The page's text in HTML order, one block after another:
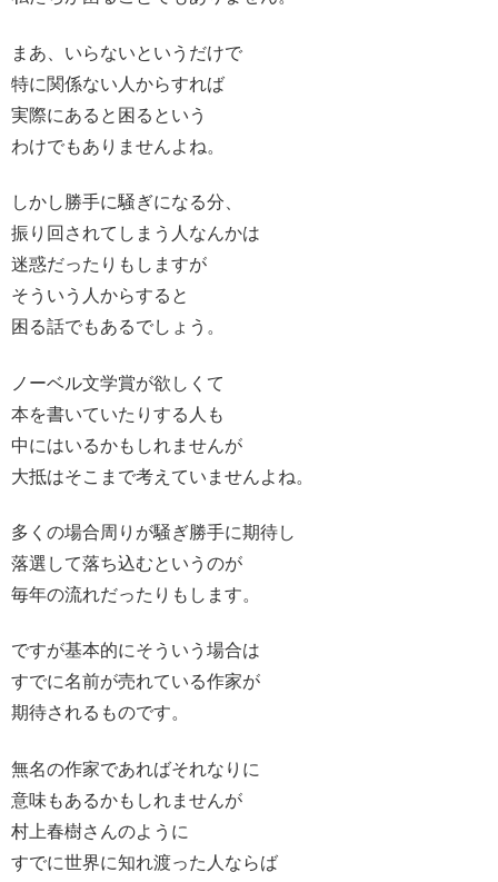
まあ、いらないというだけで
特に関係ない人からすれば
実際にあると困るという
わけでもありませんよね。
しかし勝手に騒ぎになる分、
振り回されてしまう人なんかは
迷惑だったりもしますが
そういう人からすると
困る話でもあるでしょう。
ノーベル文学賞が欲しくて
本を書いていたりする人も
中にはいるかもしれませんが
大抵はそこまで考えていませんよね。
多くの場合周りが騒ぎ勝手に期待し
落選して落ち込むというのが
毎年の流れだったりもします。
ですが基本的にそういう場合は
すでに名前が売れている作家が
期待されるものです。
無名の作家であればそれなりに
意味もあるかもしれませんが
村上春樹さんのように
すでに世界に知れ渡った人ならば